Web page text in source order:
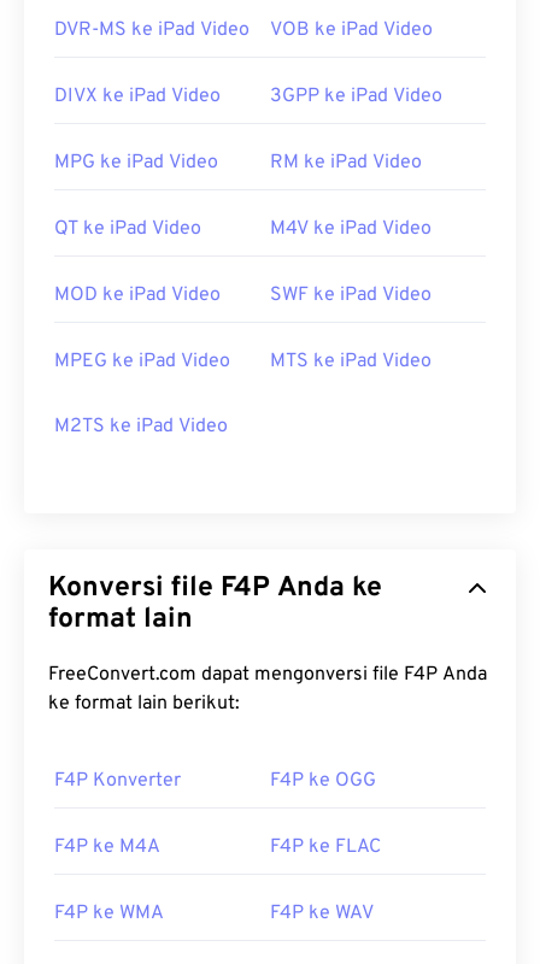
DVR-MS ke iPad Video VOB ke iPad Video
DIVX ke iPad Video 3GPP ke iPad Video
MPG ke iPad Video RM ke iPad Video
QT ke iPad Video M4V ke iPad Video
MOD ke iPad Video SWF ke iPad Video
MPEG ke iPad Video MTS ke iPad Video
M2TS ke iPad Video
Konversi file F4P Anda ke
format lain
FreeConvert.com dapat mengonversi file F4P Anda
ke format lain berikut:
F4P Konverter F4P ke OGG
F4P ke M4A F4P ke FLAC
F4P ke WMA F4P ke WAV